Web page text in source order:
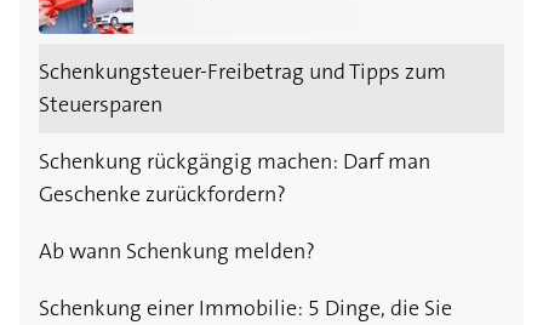
Schenkungsteuer-Freibetrag und Tipps zum
Steuersparen
Schenkung rückgängig machen: Darf man
Geschenke zurückfordern?
Ab wann Schenkung melden?
Schenkung einer Immobilie: 5 Dinge, die Sie